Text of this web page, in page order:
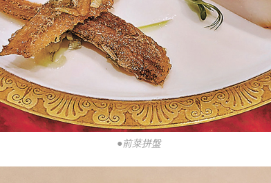
●前菜拼盤